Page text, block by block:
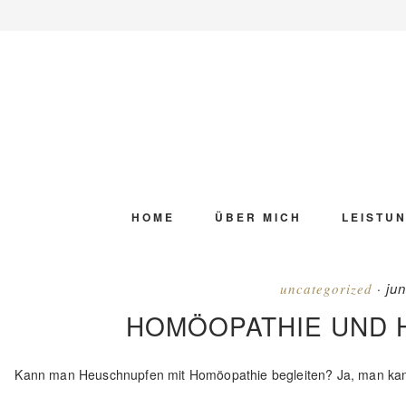
HOME ÜBER MICH
uncategorized ·
HOMÖOPATHIE UND
Kann man Heuschnupfen mit Homöopathie begleiten? Ja, man